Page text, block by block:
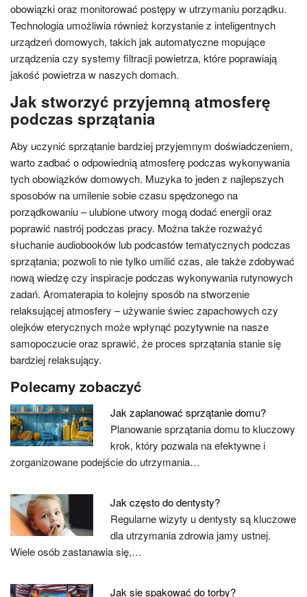
obowiązki oraz monitorować postępy w utrzymaniu porządku.
Technologia umożliwia również korzystanie z inteligentnych
urządzeń domowych, takich jak automatyczne mopujące
urządzenia czy systemy filtracji powietrza, które poprawiają
jakość powietrza w naszych domach.
Jak stworzyć przyjemną atmosferę
podczas sprzątania
Aby uczynić sprzątanie bardziej przyjemnym doświadczeniem,
warto zadbać o odpowiednią atmosferę podczas wykonywania
tych obowiązków domowych. Muzyka to jeden z najlepszych
sposobów na umilenie sobie czasu spędzonego na
porządkowaniu – ulubione utwory mogą dodać energii oraz
poprawić nastrój podczas pracy. Można także rozważyć
słuchanie audiobooków lub podcastów tematycznych podczas
sprzątania; pozwoli to nie tylko umilić czas, ale także zdobywać
nową wiedzę czy inspiracje podczas wykonywania rutynowych
zadań. Aromaterapia to kolejny sposób na stworzenie
relaksującej atmosfery – używanie świec zapachowych czy
olejków eterycznych może wpłynąć pozytywnie na nasze
samopoczucie oraz sprawić, że proces sprzątania stanie się
bardziej relaksujący.
Polecamy zobaczyć
Jak zaplanować sprzątanie domu?
Planowanie sprzątania domu to kluczowy
krok, który pozwala na efektywne i
zorganizowane podejście do utrzymania…
Jak często do dentysty?
Regularne wizyty u dentysty są kluczowe
dla utrzymania zdrowia jamy ustnej.
Wiele osób zastanawia się,…
Jak sie spakować do torby?